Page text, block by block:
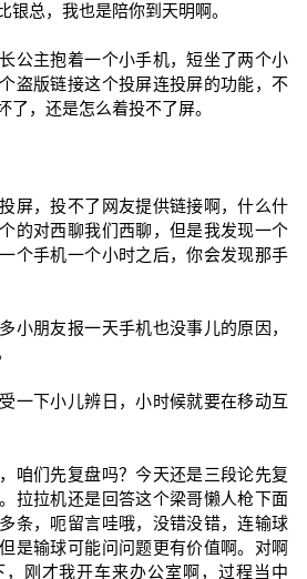
银总，我也是陪你到天明啊。
公主抱着一个小手机，短坐了两个小
盗版链接这个投屏连投屏的功能，不
了，还是怎么着投不了屏。
屏，投不了网友提供链接啊，什么什
的对西聊我们西聊，但是我发现一个
个手机一个小时之后，你会发现那手
小朋友报一天手机也没事儿的原因，
一下小儿辨日，小时候就要在移动互
咱们先复盘吗？今天还是三段论先复
拉拉机还是回答这个梁哥懒人枪下面
条，呃留言哇哦，没错没错，连输球
是输球可能问问题更有价值啊。对啊
刚才我开车来办公室啊，过程当中